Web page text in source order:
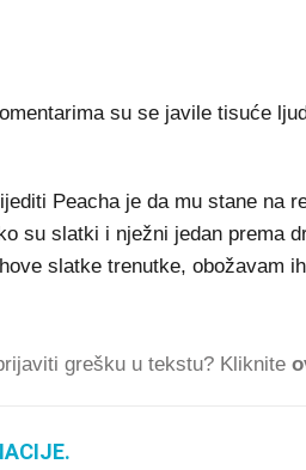
su se javile tisuće
Peacha je da mu stane na
su slatki i nježni jedan prema
slatke trenutke, obožavam
grešku u tekstu? Kliknite